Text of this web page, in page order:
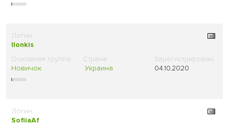
Ilonkis
Новичок Украина 04.10.2020
SofiiaAf